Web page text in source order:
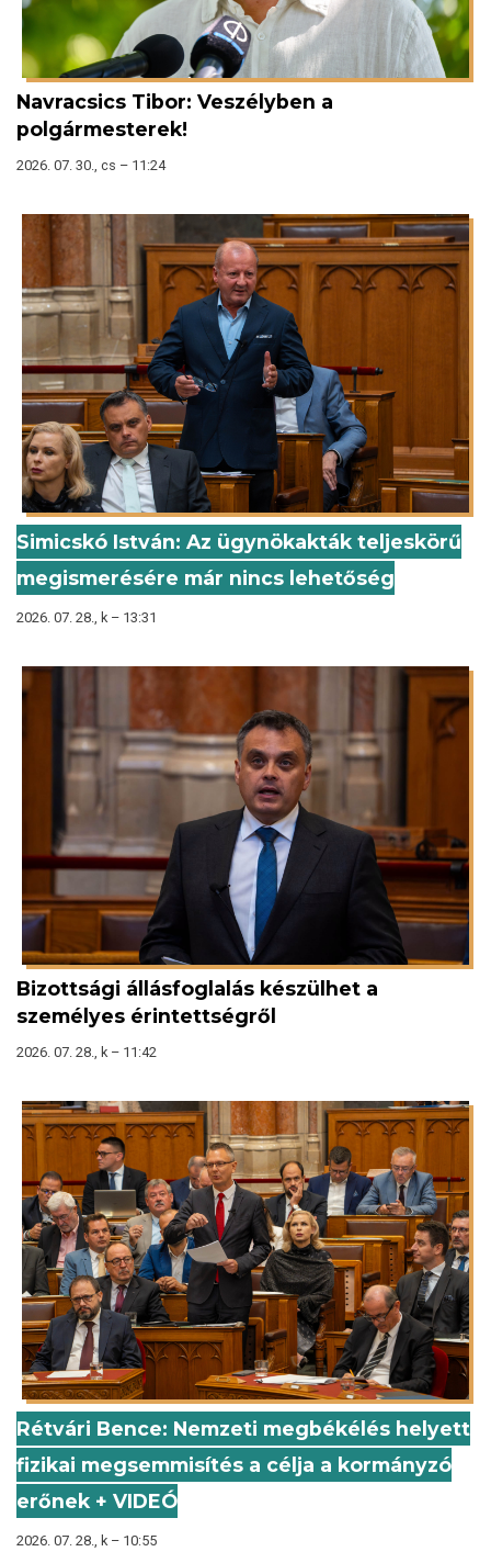
Navracsics Tibor: Veszélyben a
polgármesterek!
2026. 07. 30., cs – 11:24
Simicskó István: Az ügynökakták teljeskörű
megismerésére már nincs lehetőség
2026. 07. 28., k – 13:31
Bizottsági állásfoglalás készülhet a
személyes érintettségről
2026. 07. 28., k – 11:42
Rétvári Bence: Nemzeti megbékélés helyett
fizikai megsemmisítés a célja a kormányzó
erőnek + VIDEÓ
2026. 07. 28., k – 10:55